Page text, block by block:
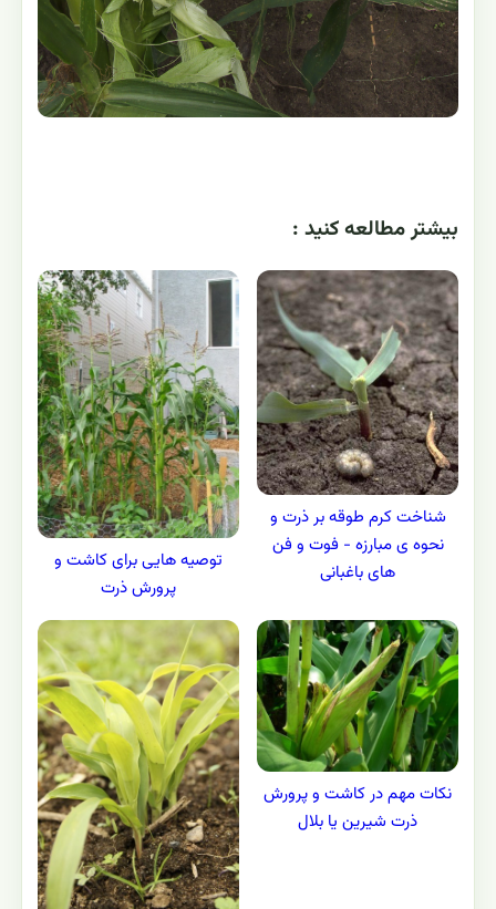
بيشتر مطالعه کنيد :
شناخت کرم طوقه بر ذرت و
نحوه ی مبارزه - فوت و فن
های باغبانی
توصیه هایی برای کاشت و
پرورش ذرت
نکات مهم در کاشت و پرورش
ذرت شیرین یا بلال